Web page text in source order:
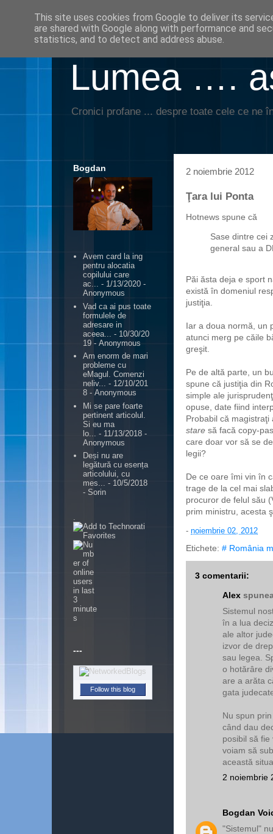
Lumea ….
Cronici profane ... despre toate cele ce ne
2 noiembrie 2012
Ţara lui Ponta
Hotnews spune că
Sase dintre cei
general sau a
Păi ăsta deja e sport
există în domeniul
justiţia.
Iar a doua normă, un
atunci merg pe căile
greşit.
Pe de altă parte, un
spune că justiţia din
simple ale
opuse, date fiind
Probabil că
stare să facă copy-
care doar vor să se
legii?
De ce oare îmi vin în
trage de la cel mai
procuror de felul său
prim ministru, acesta
- noiembrie 02, 2012
Etichete: # România
3 comentarii:
Alex
Sistemul
în a lua
ale altor
izvor de
sau legea.
o hotărâre
are a arăta
gata
Nu spun
când dau
posibil să
voiam să
această
2 noiembrie
Bogdan
"Sistemul"
Bogdan
Avem card la ing
pentru alocatia
copilului care
ac... - 1/13/2020 -
Anonymous
Vad ca ai pus toate
formulele de
adresare in
aceea...
- 10/30/20
19 - Anonymous
Am enorm de mari
probleme cu
eMagul. Comenzi
neliv... - 12/10/201
8 - Anonymous
Mi se pare foarte
pertinent articolul.
Si eu ma
lo...
- 11/13/2018 -
Anonymous
Deși nu are
legătură cu esența
articolului, cu
mes... - 10/5/2018
- Sorin
---
Follow this blog
This site uses cookies from Google to deliver its
are shared with Google along with performance and
statistics, and to detect and address abuse.